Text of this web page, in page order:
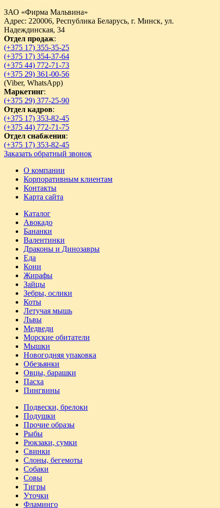
ЗАО «Фирма Мальвина»
Адрес: 220006, Республика Беларусь, г. Минск, ул.
Надеждинская, 34
Отдел продаж:
(+375 17) 355-35-25
(+375 17) 354-37-64
(+375 44) 772-71-73
(+375 29) 361-00-56
(Viber, WhatsApp)
Маркетинг:
(+375 29) 377-25-90
Отдел кадров:
(+375 17) 353-82-45
(+375 44) 772-71-75
Отдел снабжения:
(+375 17) 353-82-45
Заказать обратный звонок
О компании
Корпоративным клиентам
Контакты
Карта сайта
Каталог
Авокадо
Бананки
Валентинки
Драконы и Динозавры
Еда
Кони
Жирафы
Зайцы
Зебры, ослики
Коты
Летучая мышь
Львы
Медведи
Морские обитатели
Мышки
Новогодняя упаковка
Обезьянки
Овцы, барашки
Пасха
Пингвины
Подвески, брелоки
Подушки
Прочие образы
Рыбы
Рюкзаки, сумки
Свинки
Слоны, бегемоты
Собаки
Совы
Тигры
Уточки
Фламинго